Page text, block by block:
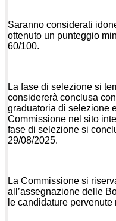
Saranno considerati
ottenuto un punteggio
60/100.
La fase di selezione si
considererà conclusa
graduatoria di selezione
Commissione nel sito
fase di selezione si
29/08/2025.
La Commissione si
all’assegnazione delle
le candidature